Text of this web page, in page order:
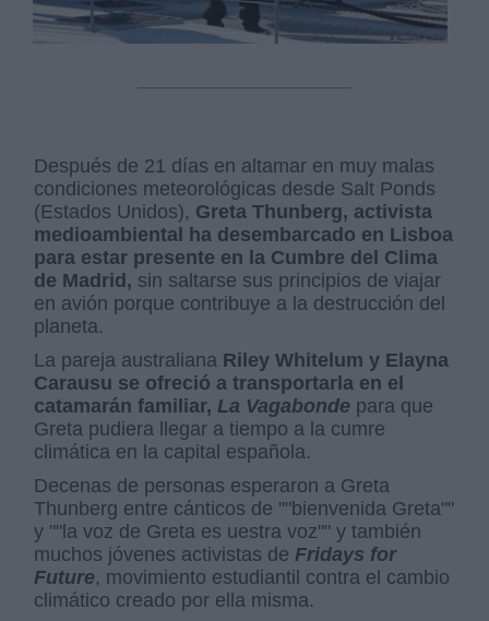
Después de 21 días en altamar en muy malas
condiciones meteorológicas desde Salt Ponds
(Estados Unidos), Greta Thunberg, activista
medioambiental ha desembarcado en Lisboa
para estar presente en la Cumbre del Clima
de Madrid, sin saltarse sus principios de viajar
en avión porque contribuye a la destrucción del
planeta.
La pareja australiana Riley Whitelum y Elayna
Carausu se ofreció a transportarla en el
catamarán familiar, La Vagabonde para que
Greta pudiera llegar a tiempo a la cumre
climática en la capital española.
Decenas de personas esperaron a Greta
Thunberg entre cánticos de ""bienvenida Greta""
y ""la voz de Greta es uestra voz"" y también
muchos jóvenes activistas de Fridays for
Future, movimiento estudiantil contra el cambio
climático creado por ella misma.